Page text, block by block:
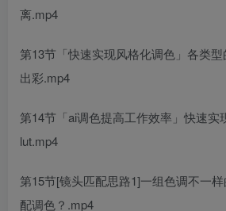
离.mp4
第13节「快速实现风格化调色」各类
出彩.mp4
第14节「ai调色提高工作效率」快速实
lut.mp4
第15节[镜头匹配思路1]一组色调不一
配调色？.mp4